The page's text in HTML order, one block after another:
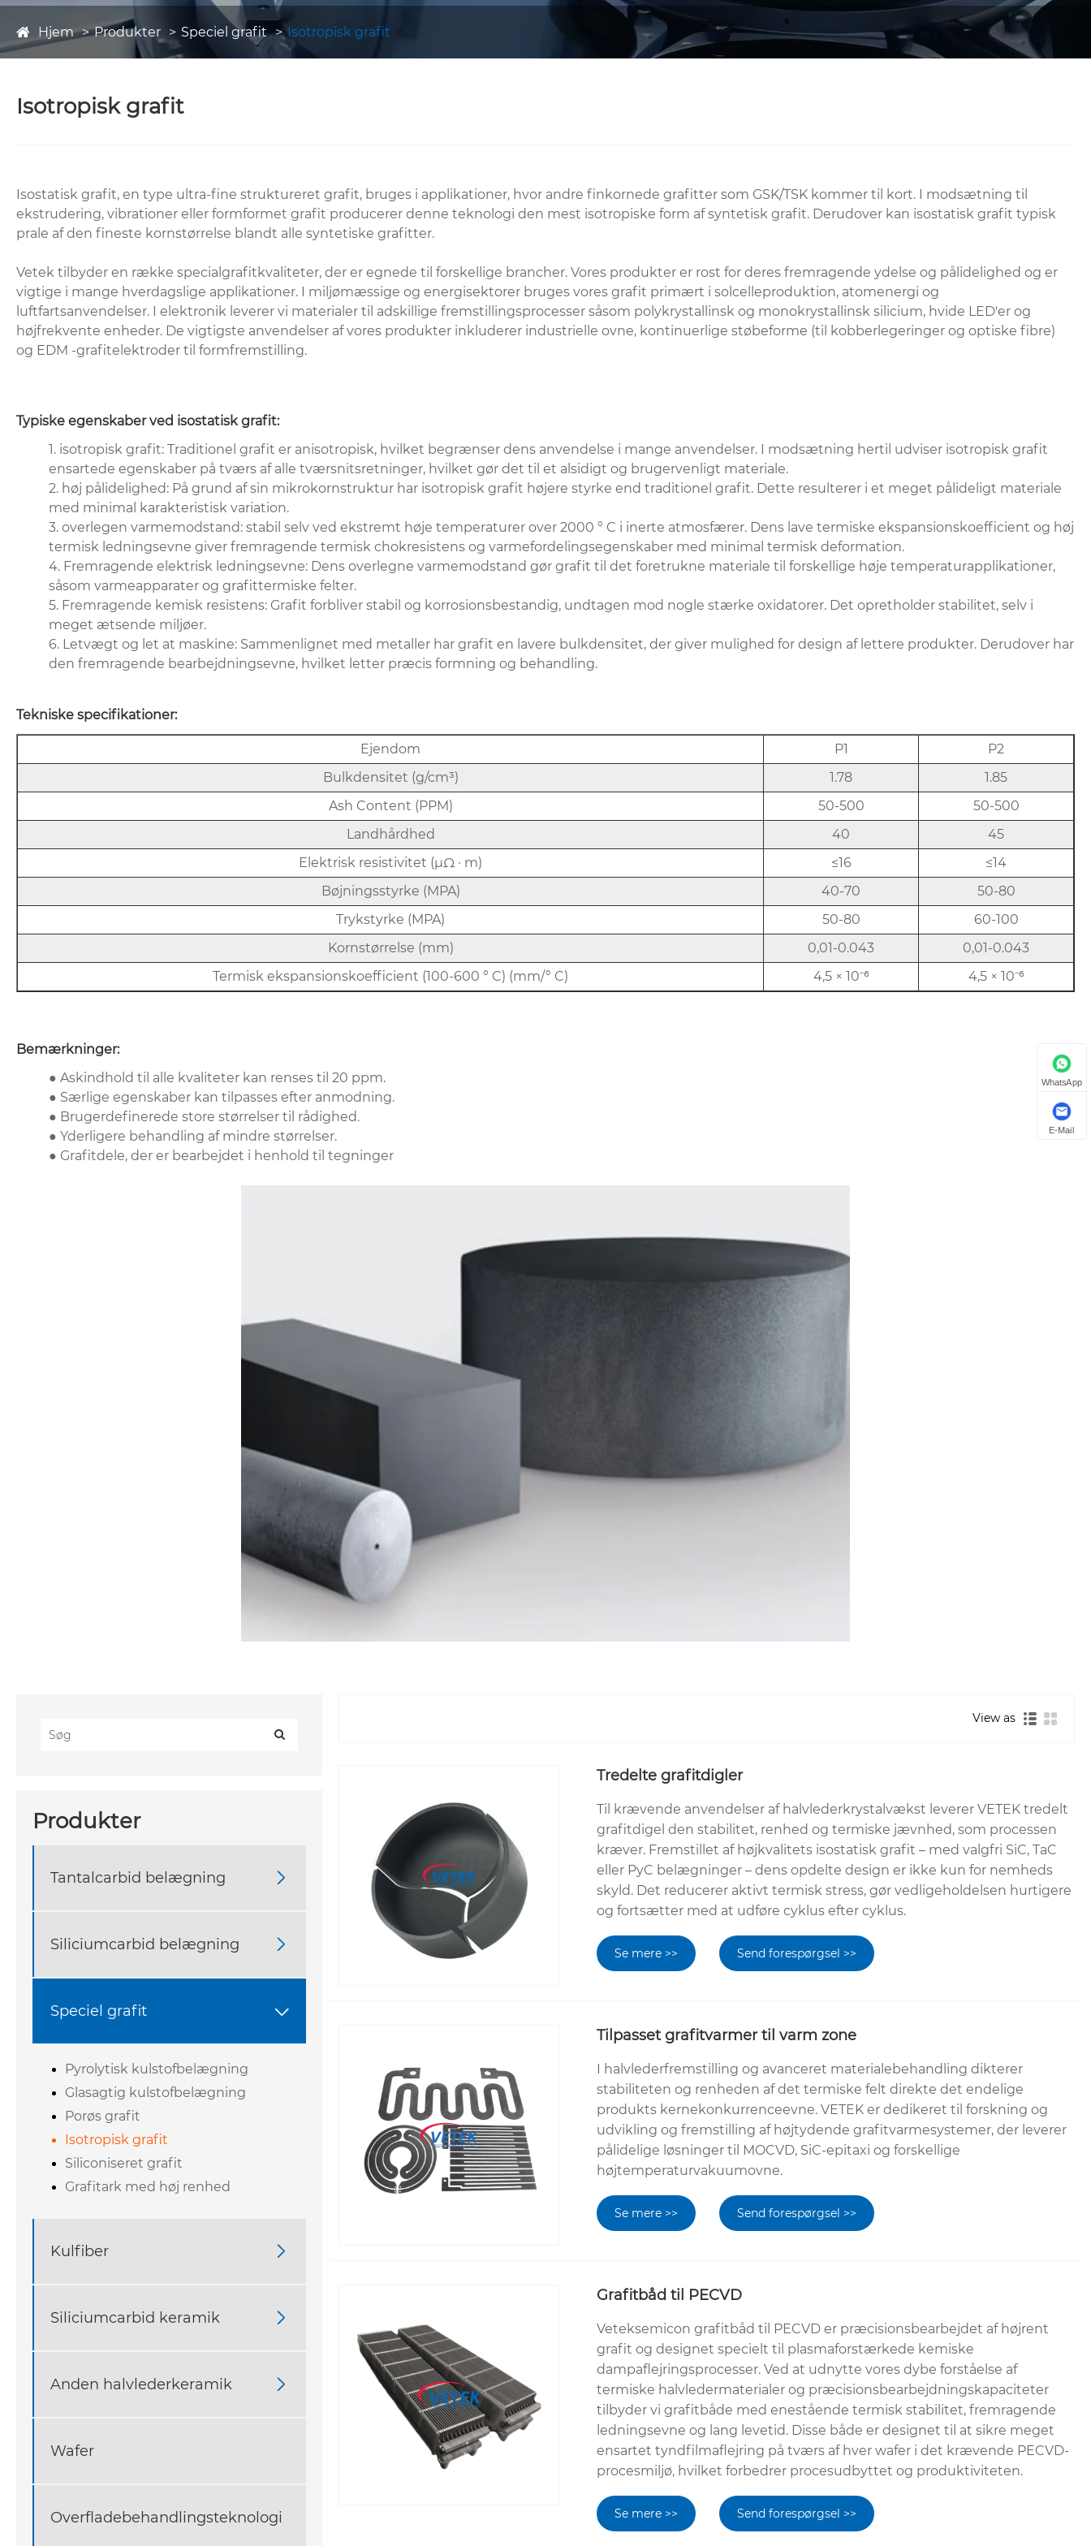
Hjem Produkter Speciel grafit Isotropisk grafit
Isotropisk grafit
Isostatisk grafit, en type ultra-fine struktureret grafit, bruges i applikationer, hvor andre finkornede grafitter som GSK/TSK kommer til kort. I modsætning til
ekstrudering, vibrationer eller formformet grafit producerer denne teknologi den mest isotropiske form af syntetisk grafit. Derudover kan isostatisk grafit typisk
prale af den fineste kornstørrelse blandt alle syntetiske grafitter.
Vetek tilbyder en række specialgrafitkvaliteter, der er egnede til forskellige brancher. Vores produkter er rost for deres fremragende ydelse og pålidelighed og er
vigtige i mange hverdagslige applikationer. I miljømæssige og energisektorer bruges vores grafit primært i solcelleproduktion, atomenergi og
luftfartsanvendelser. I elektronik leverer vi materialer til adskillige fremstillingsprocesser såsom polykrystallinsk og monokrystallinsk silicium, hvide LED'er og
højfrekvente enheder. De vigtigste anvendelser af vores produkter inkluderer industrielle ovne, kontinuerlige støbeforme (til kobberlegeringer og optiske fibre)
og EDM -grafitelektroder til formfremstilling.
Typiske egenskaber ved isostatisk grafit:
1. isotropisk grafit: Traditionel grafit er anisotropisk, hvilket begrænser dens anvendelse i mange anvendelser. I modsætning hertil udviser isotropisk grafit
ensartede egenskaber på tværs af alle tværsnitsretninger, hvilket gør det til et alsidigt og brugervenligt materiale.
2. høj pålidelighed: På grund af sin mikrokornstruktur har isotropisk grafit højere styrke end traditionel grafit. Dette resulterer i et meget pålideligt materiale
med minimal karakteristisk variation.
3. overlegen varmemodstand: stabil selv ved ekstremt høje temperaturer over 2000 ° C i inerte atmosfærer. Dens lave termiske ekspansionskoefficient og høj
termisk ledningsevne giver fremragende termisk chokresistens og varmefordelingsegenskaber med minimal termisk deformation.
4. Fremragende elektrisk ledningsevne: Dens overlegne varmemodstand gør grafit til det foretrukne materiale til forskellige høje temperaturapplikationer,
såsom varmeapparater og grafittermiske felter.
5. Fremragende kemisk resistens: Grafit forbliver stabil og korrosionsbestandig, undtagen mod nogle stærke oxidatorer. Det opretholder stabilitet, selv i
meget ætsende miljøer.
6. Letvægt og let at maskine: Sammenlignet med metaller har grafit en lavere bulkdensitet, der giver mulighed for design af lettere produkter. Derudover har
den fremragende bearbejdningsevne, hvilket letter præcis formning og behandling.
Tekniske specifikationer:
Ejendom P1
P2
Bulkdensitet (g/cm³)
1.78
1.85
Ash Content (PPM)
50-500
50-500
Landhårdhed
40
45
Elektrisk resistivitet (μΩ · m)
≤16
≤14
Bøjningsstyrke (MPA)
40-70
50-80
Trykstyrke (MPA)
50-80
60-100
Kornstørrelse (mm)
0,01-0.043
0,01-0.043
Termisk ekspansionskoefficient (100-600 ° C) (mm/° C)
4,5 × 10⁻⁶ 4,5 × 10⁻⁶
Bemærkninger:
● Askindhold til alle kvaliteter kan renses til 20 ppm.
● Særlige egenskaber kan tilpasses efter anmodning.
● Brugerdefinerede store størrelser til rådighed.
● Yderligere behandling af mindre størrelser.
● Grafitdele, der er bearbejdet i henhold til tegninger
Produkter
Tantalcarbid belægning 
Siliciumcarbid belægning 
Speciel grafit 
Pyrolytisk kulstofbelægning
Glasagtig kulstofbelægning
Porøs grafit
Isotropisk grafit
Siliconiseret grafit
Grafitark med høj renhed
Kulfiber 
Siliciumcarbid keramik 
Anden halvlederkeramik 
Wafer
Overfladebehandlingsteknologi
View as
Tredelte grafitdigler
Til krævende anvendelser af halvlederkrystalvækst leverer VETEK tredelt
grafitdigel den stabilitet, renhed og termiske jævnhed, som processen
kræver. Fremstillet af højkvalitets isostatisk grafit – med valgfri SiC, TaC
eller PyC belægninger – dens opdelte design er ikke kun for nemheds
skyld. Det reducerer aktivt termisk stress, gør vedligeholdelsen hurtigere
og fortsætter med at udføre cyklus efter cyklus.
Se mere >> Send forespørgsel >>
Tilpasset grafitvarmer til varm zone
I halvlederfremstilling og avanceret materialebehandling dikterer
stabiliteten og renheden af ​​det termiske felt direkte det endelige
produkts kernekonkurrenceevne. VETEK er dedikeret til forskning og
udvikling og fremstilling af højtydende grafitvarmesystemer, der leverer
pålidelige løsninger til MOCVD, SiC-epitaxi og forskellige
højtemperaturvakuumovne.
Se mere >> Send forespørgsel >>
Grafitbåd til PECVD
Veteksemicon grafitbåd til PECVD er præcisionsbearbejdet af højrent
grafit og designet specielt til plasmaforstærkede kemiske
dampaflejringsprocesser. Ved at udnytte vores dybe forståelse af
termiske halvledermaterialer og præcisionsbearbejdningskapaciteter
tilbyder vi grafitbåde med enestående termisk stabilitet, fremragende
ledningsevne og lang levetid. Disse både er designet til at sikre meget
ensartet tyndfilmaflejring på tværs af hver wafer i det krævende PECVD-
procesmiljø, hvilket forbedrer procesudbyttet og produktiviteten.
Se mere >> Send forespørgsel >>
WhatsApp
E-Mail